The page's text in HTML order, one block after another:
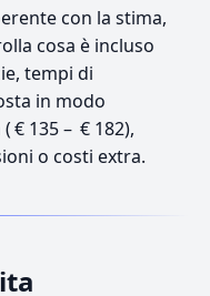
con la stima,
cosa è incluso
tempi di
in modo
€ 135 – € 182),
o costi extra.